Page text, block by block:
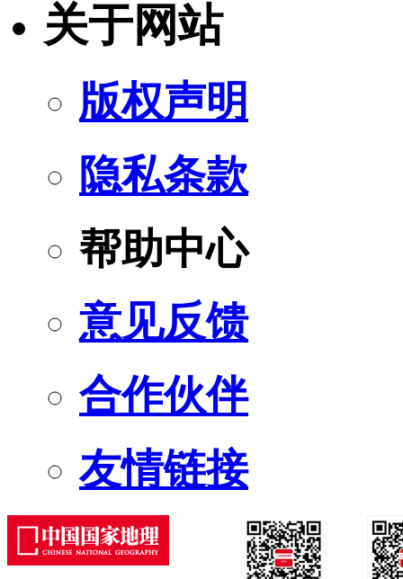
关于网站
版权声明
隐私条款
帮助中心
意见反馈
合作伙伴
友情链接